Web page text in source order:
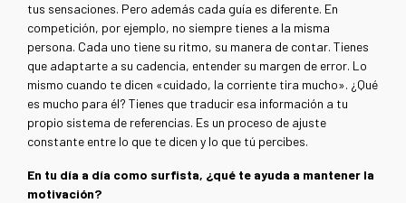
tus sensaciones. Pero además cada guía es diferente. En
competición, por ejemplo, no siempre tienes a la misma
persona. Cada uno tiene su ritmo, su manera de contar. Tienes
que adaptarte a su cadencia, entender su margen de error. Lo
mismo cuando te dicen «cuidado, la corriente tira mucho». ¿Qué
es mucho para él? Tienes que traducir esa información a tu
propio sistema de referencias. Es un proceso de ajuste
constante entre lo que te dicen y lo que tú percibes.
En tu día a día como surfista, ¿qué te ayuda a mantener la
motivación?